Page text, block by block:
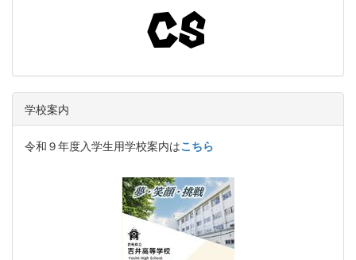
学校案内
令和９年度入学生用学校案内はこちら